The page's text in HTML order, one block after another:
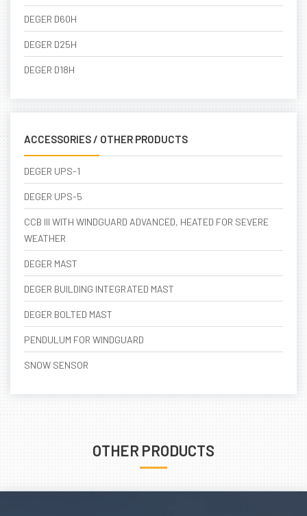
DEGER D60H
DEGER D25H
DEGER D18H
ACCESSORIES / OTHER PRODUCTS
DEGER UPS-1
DEGER UPS-5
CCB III WITH WINDGUARD ADVANCED, HEATED FOR SEVERE
WEATHER
DEGER MAST
DEGER BUILDING INTEGRATED MAST
DEGER BOLTED MAST
PENDULUM FOR WINDGUARD
SNOW SENSOR
OTHER PRODUCTS